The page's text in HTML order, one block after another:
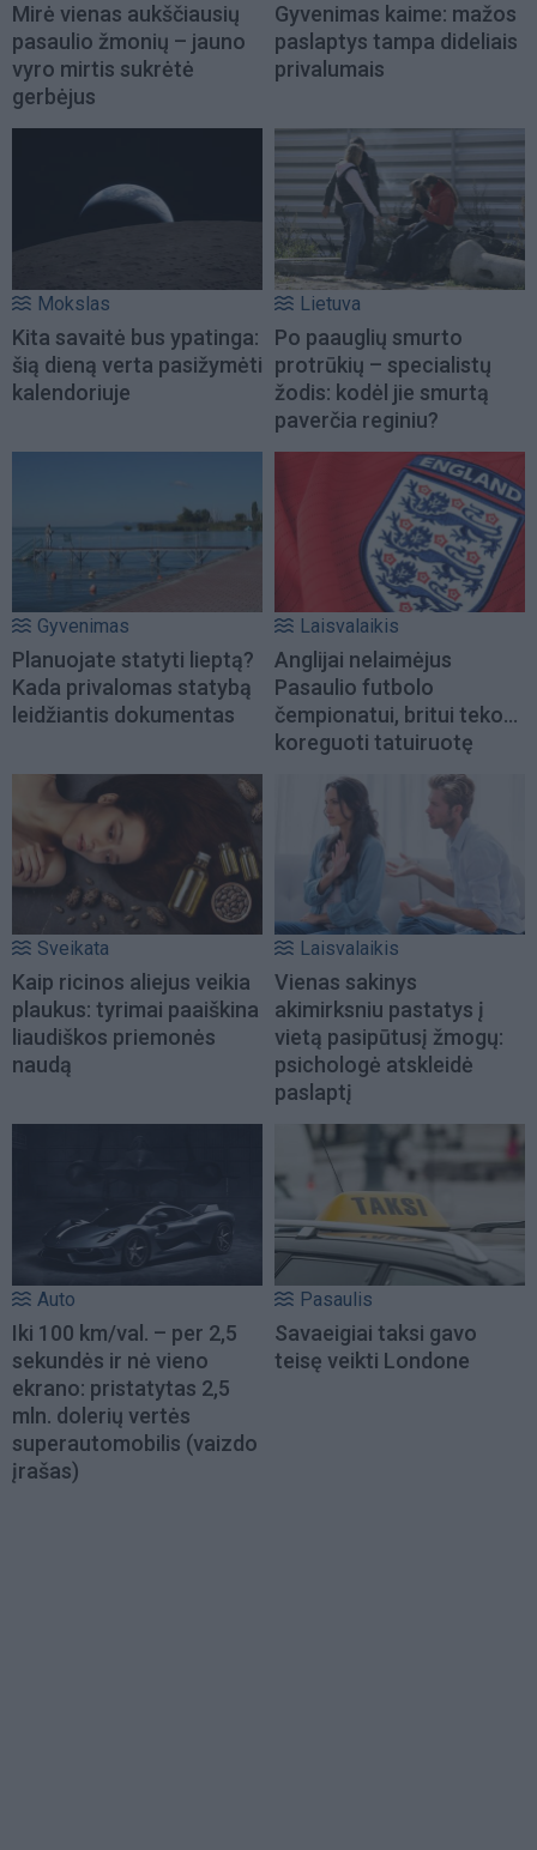
Mirė vienas aukščiausių
pasaulio žmonių – jauno
vyro mirtis sukrėtė
gerbėjus
Gyvenimas kaime: mažos
paslaptys tampa dideliais
privalumais
Mokslas
Kita savaitė bus ypatinga:
šią dieną verta pasižymėti
kalendoriuje
Lietuva
Po paauglių smurto
protrūkių – specialistų
žodis: kodėl jie smurtą
paverčia reginiu?
Gyvenimas
Planuojate statyti lieptą?
Kada privalomas statybą
leidžiantis dokumentas
Laisvalaikis
Anglijai nelaimėjus
Pasaulio futbolo
čempionatui, britui teko...
koreguoti tatuiruotę
Sveikata
Kaip ricinos aliejus veikia
plaukus: tyrimai paaiškina
liaudiškos priemonės
naudą
Laisvalaikis
Vienas sakinys
akimirksniu pastatys į
vietą pasipūtusį žmogų:
psichologė atskleidė
paslaptį
Auto
Iki 100 km/val. – per 2,5
sekundės ir nė vieno
ekrano: pristatytas 2,5
mln. dolerių vertės
superautomobilis (vaizdo
įrašas)
Pasaulis
Savaeigiai taksi gavo
teisę veikti Londone